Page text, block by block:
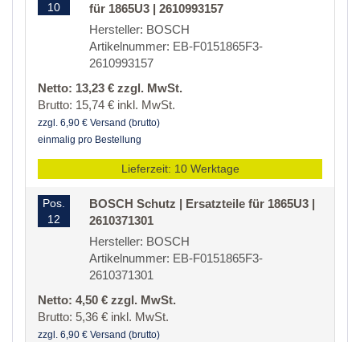
10
für 1865U3 | 2610993157
Hersteller: BOSCH
Artikelnummer: EB-F0151865F3-
2610993157
Netto: 13,23 € zzgl. MwSt.
Brutto: 15,74 € inkl. MwSt.
zzgl. 6,90 € Versand (brutto)
einmalig pro Bestellung
Lieferzeit: 10 Werktage
Pos.
12
BOSCH Schutz | Ersatzteile für 1865U3 |
2610371301
Hersteller: BOSCH
Artikelnummer: EB-F0151865F3-
2610371301
Netto: 4,50 € zzgl. MwSt.
Brutto: 5,36 € inkl. MwSt.
zzgl. 6,90 € Versand (brutto)